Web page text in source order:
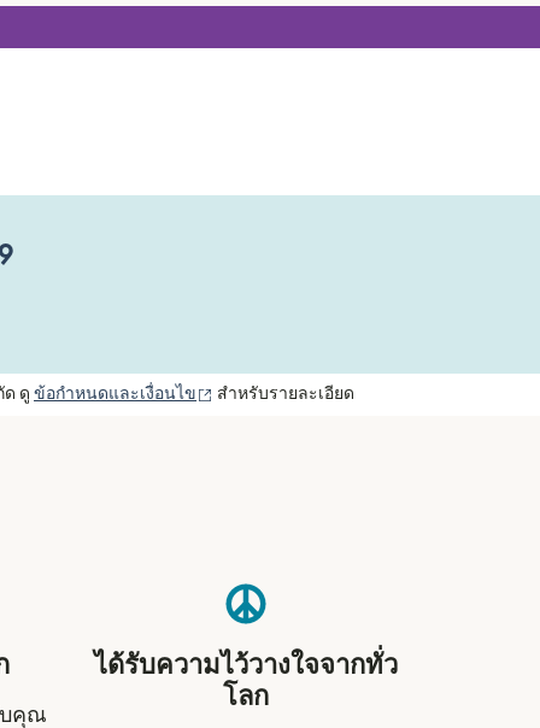
ด ดู ข้อกำหนดและเงื่อนไข (เปิดในหน้าต่างใหม่)
สำหรับรายละเอียด
บคุณ
ได้รับความไว้วางใจจากทั่ว
โลก